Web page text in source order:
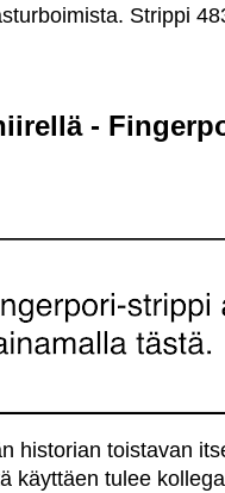
Strippi
-
historian toistavan
käyttäen tulee